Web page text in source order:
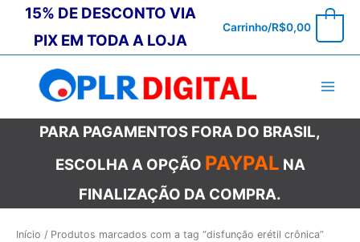
conteúdo
15% DE DESCONTO VIA
PIX EM TODA A LOJA
Carrinho/R$0,00
PARA PAGAMENTOS FORA DO BRASIL,
ESCOLHA A OPÇÃO PAYPAL NA
FINALIZAÇÃO DA COMPRA.
Início / Produtos marcados com a tag “disfunção erétil crônica”